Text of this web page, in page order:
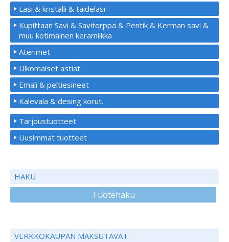
Lasi & kristalli & taidelasi
Kupittaan Savi & Savitorppa & Pentik & Kerman savi &
muu kotimainen keramiikka
Aterimet
Ulkomaiset astiat
Emali & peltiesineet
Kalevala & desing korut.
Tarjoustuotteet
Uusimmat tuotteet
HAKU
Tuotehaku
VERKKOKAUPAN MAKSUTAVAT